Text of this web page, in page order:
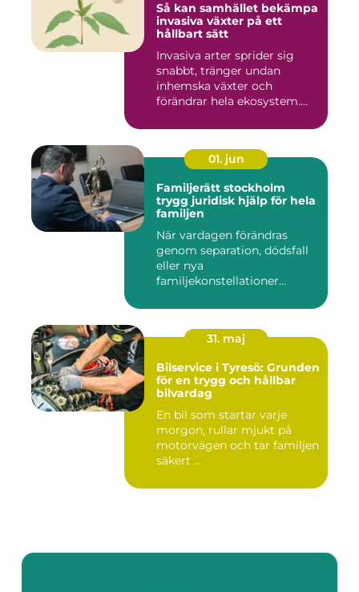
Så kan samhället bekämpa
invasiva växter på ett
hållbart sätt
Invasiva arter sprider sig
snabbt, tränger undan
inhemska växter och
förändrar hela ekosystem.
01. jun
Familjerätt stockholm
trygg juridisk hjälp för hela
familjen
När vardagen förändras
genom separation, dödsfall
eller nya
familjekonstellationer
31. maj
Bilservice i Tyresö: Grunden
för en trygg och hållbar
bilvardag
En bil som startar varje
morgon, rullar mjukt på
motorvägen och tar familjen
säkert ...